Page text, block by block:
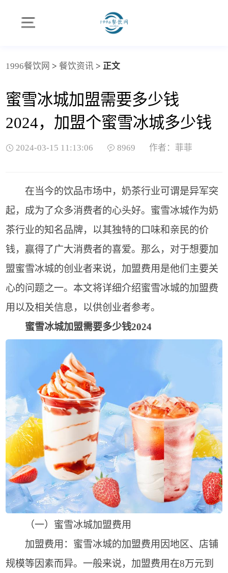
1996餐饮网 > 餐饮资讯 > 正文
蜜雪冰城加盟需要多少钱
2024，加盟个蜜雪冰城多少钱
2024-03-15 11:13:06 8969 作者：菲菲
在当今的饮品市场中，奶茶行业可谓是异军突
起，成为了众多消费者的心头好。蜜雪冰城作为奶
茶行业的知名品牌，以其独特的口味和亲民的价
钱，赢得了广大消费者的喜爱。那么，对于想要加
盟蜜雪冰城的创业者来说，加盟费用是他们主要关
心的问题之一。本文将详细介绍蜜雪冰城的加盟费
用以及相关信息，以供创业者参考。
蜜雪冰城加盟需要多少钱2024
（一）蜜雪冰城加盟费用
加盟费用：蜜雪冰城的加盟费用因地区、店铺
规模等因素而异。一般来说，加盟费用在8万元到